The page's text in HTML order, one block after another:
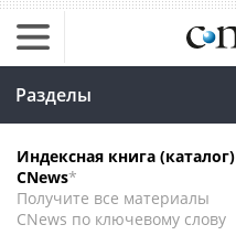
Разделы
Индексная книга (каталог)
CNews*
Получите все материалы
CNews по ключевому слову